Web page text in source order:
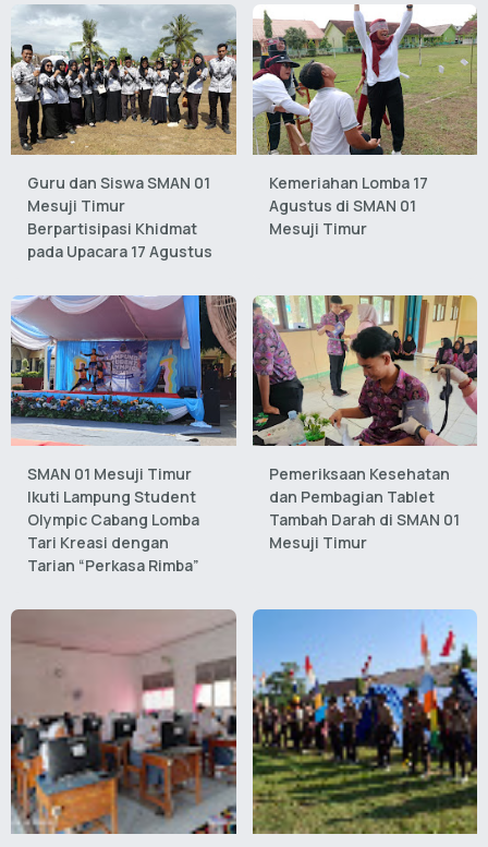
Guru dan Siswa SMAN 01
Mesuji Timur
Berpartisipasi Khidmat
pada Upacara 17 Agustus
Kemeriahan Lomba 17
Agustus di SMAN 01
Mesuji Timur
SMAN 01 Mesuji Timur
Ikuti Lampung Student
Olympic Cabang Lomba
Tari Kreasi dengan
Tarian “Perkasa Rimba”
Pemeriksaan Kesehatan
dan Pembagian Tablet
Tambah Darah di SMAN 01
Mesuji Timur